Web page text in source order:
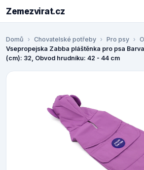
Zemezvirat.cz
Domů Chovatelské potřeby Pro psy
Vsepropejska Zabba pláštěnka pro psa
(cm): 32, Obvod hrudníku: 42 - 44 cm